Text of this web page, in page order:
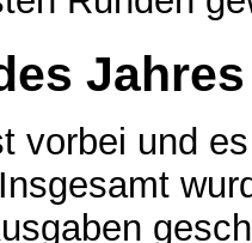
Jahres
vorbei und